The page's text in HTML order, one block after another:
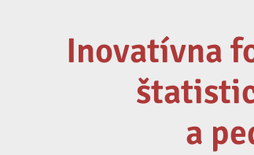
Inovatívna
a